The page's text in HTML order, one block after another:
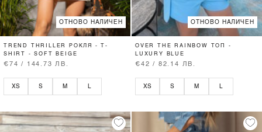
ОТНОВО НАЛИЧЕН
TREND THRILLER РОКЛЯ - T-
SHIRT - SOFT BEIGE
€74 / 144.73 ЛВ.
XS S M
ОТНОВО НАЛИЧЕН
OVER THE RAINBOW ТОП -
LUXURY BLUE
€42 / 82.14 ЛВ.
XS S M